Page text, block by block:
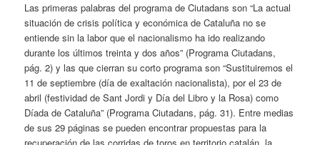
Las primeras palabras del programa de Ciutadans son “La actual
situación de crisis política y económica de Cataluña no se
entiende sin la labor que el nacionalismo ha ido realizando
durante los últimos treinta y dos años” (Programa Ciutadans,
pág. 2) y las que cierran su corto programa son “Sustituiremos el
11 de septiembre (día de exaltación nacionalista), por el 23 de
abril (festividad de Sant Jordi y Día del Libro y la Rosa) como
Díada de Cataluña” (Programa Ciutadans, pág. 31). Entre medias
de sus 29 páginas se pueden encontrar propuestas para la